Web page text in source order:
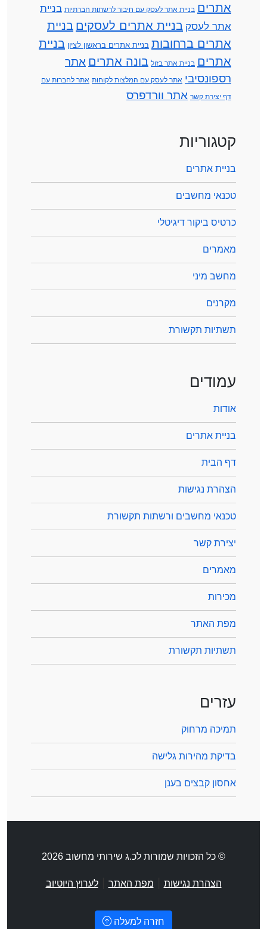
אתרים בניית אתר לעסק עם חיבור לרשתות חברתיות בניית
אתר לעסק בניית אתרים לעסקים בניית
אתרים ברחובות בניית אתרים בראשון לציון בניית
אתרים בניית אתר בזול בונה אתרים אתר
רספונסיבי אתר לעסק עם המלצות לקוחות אתר לחברות עם
דף יצירת קשר אתר וורדפרס
קטגוריות
בניית אתרים
טכנאי מחשבים
כרטיס ביקור דיגיטלי
מאמרים
מחשב מיני
מקרנים
תשתיות תקשורת
עמודים
אודות
בניית אתרים
דף הבית
הצהרת נגישות
טכנאי מחשבים ורשתות תקשורת
יצירת קשר
מאמרים
מכירות
מפת האתר
תשתיות תקשורת
עזרים
תמיכה מרחוק
בדיקת מהירות גלישה
אחסון קבצים בענן
© כל הזכויות שמורות לכ.ג שירותי מחשוב 2026
הצהרת נגישות מפת האתר |לערוץ היוטיוב
חזרה למעלה